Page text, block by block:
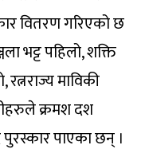
वितरण गरिएको छ
भट्ट पहिलो, शक्ति
माविकी
क्रमश दश
पाएका छन् ।